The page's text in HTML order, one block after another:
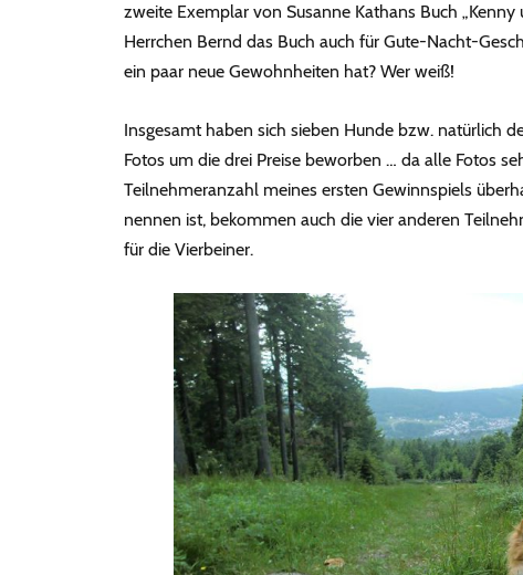
zweite Exemplar von Susanne Kathans Buch
Herrchen Bernd das Buch auch für Gute-Nacht-
ein paar neue Gewohnheiten hat? Wer weiß!
Insgesamt haben sich sieben Hunde bzw. natürlich
Fotos um die drei Preise beworben … da alle Fotos
Teilnehmeranzahl meines ersten Gewinnspiels
nennen ist, bekommen auch die vier anderen
für die Vierbeiner.